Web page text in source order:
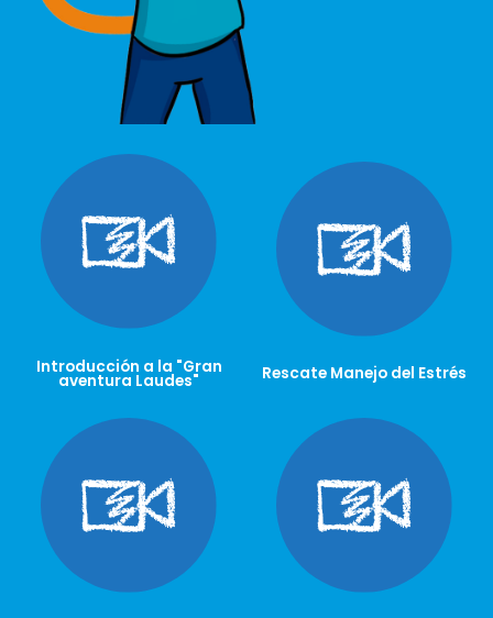
Introducción a la "Gran
aventura Laudes" Rescate Manejo del Estrés